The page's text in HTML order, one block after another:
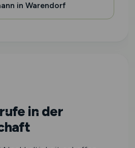
in Warendorf
in der